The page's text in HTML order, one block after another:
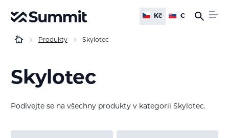
Kč €
Produkty Skylotec
Skylotec
Podívejte se na všechny produkty v kategorii Skylotec.